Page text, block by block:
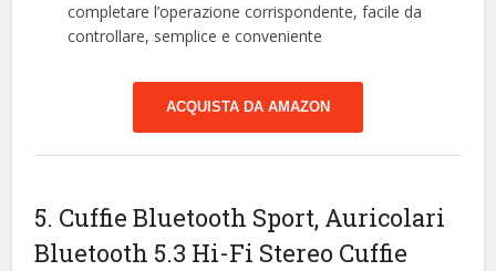
completare l’operazione corrispondente, facile da
controllare, semplice e conveniente
ACQUISTA DA AMAZON
5. Cuffie Bluetooth Sport, Auricolari
Bluetooth 5.3 Hi-Fi Stereo Cuffie